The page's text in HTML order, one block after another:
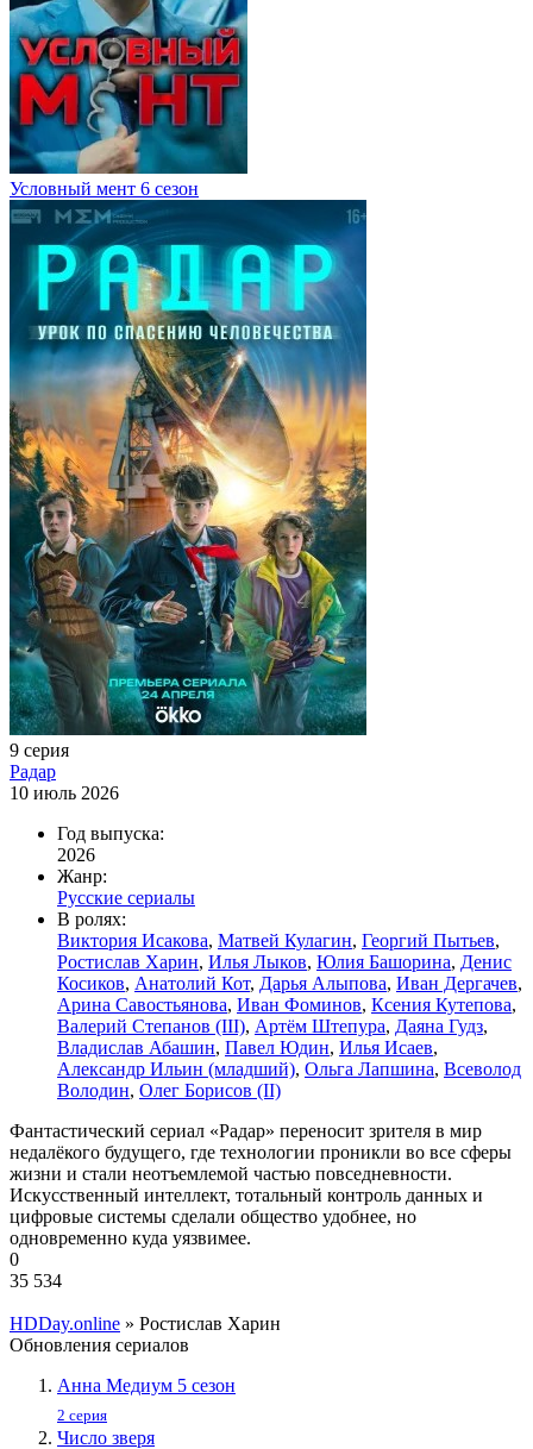
Условный мент 6 сезон
9 серия
Радар
10 июль 2026
Год выпуска:
2026
Жанр:
Русские сериалы
В ролях:
Виктория Исакова, Матвей Кулагин, Георгий Пытьев,
Ростислав Харин, Илья Лыков, Юлия Башорина, Денис
Косиков, Анатолий Кот, Дарья Алыпова, Иван Дергачев,
Арина Савостьянова, Иван Фоминов, Ксения Кутепова,
Валерий Степанов (III), Артём Штепура, Даяна Гудз,
Владислав Абашин, Павел Юдин, Илья Исаев,
Александр Ильин (младший), Ольга Лапшина, Всеволод
Володин, Олег Борисов (II)
Фантастический сериал «Радар» переносит зрителя в мир
недалёкого будущего, где технологии проникли во все сферы
жизни и стали неотъемлемой частью повседневности.
Искусственный интеллект, тотальный контроль данных и
цифровые системы сделали общество удобнее, но
одновременно куда уязвимее.
0
35 534
HDDay.online » Ростислав Харин
Обновления сериалов
Анна Медиум 5 сезон
2 серия
Число зверя